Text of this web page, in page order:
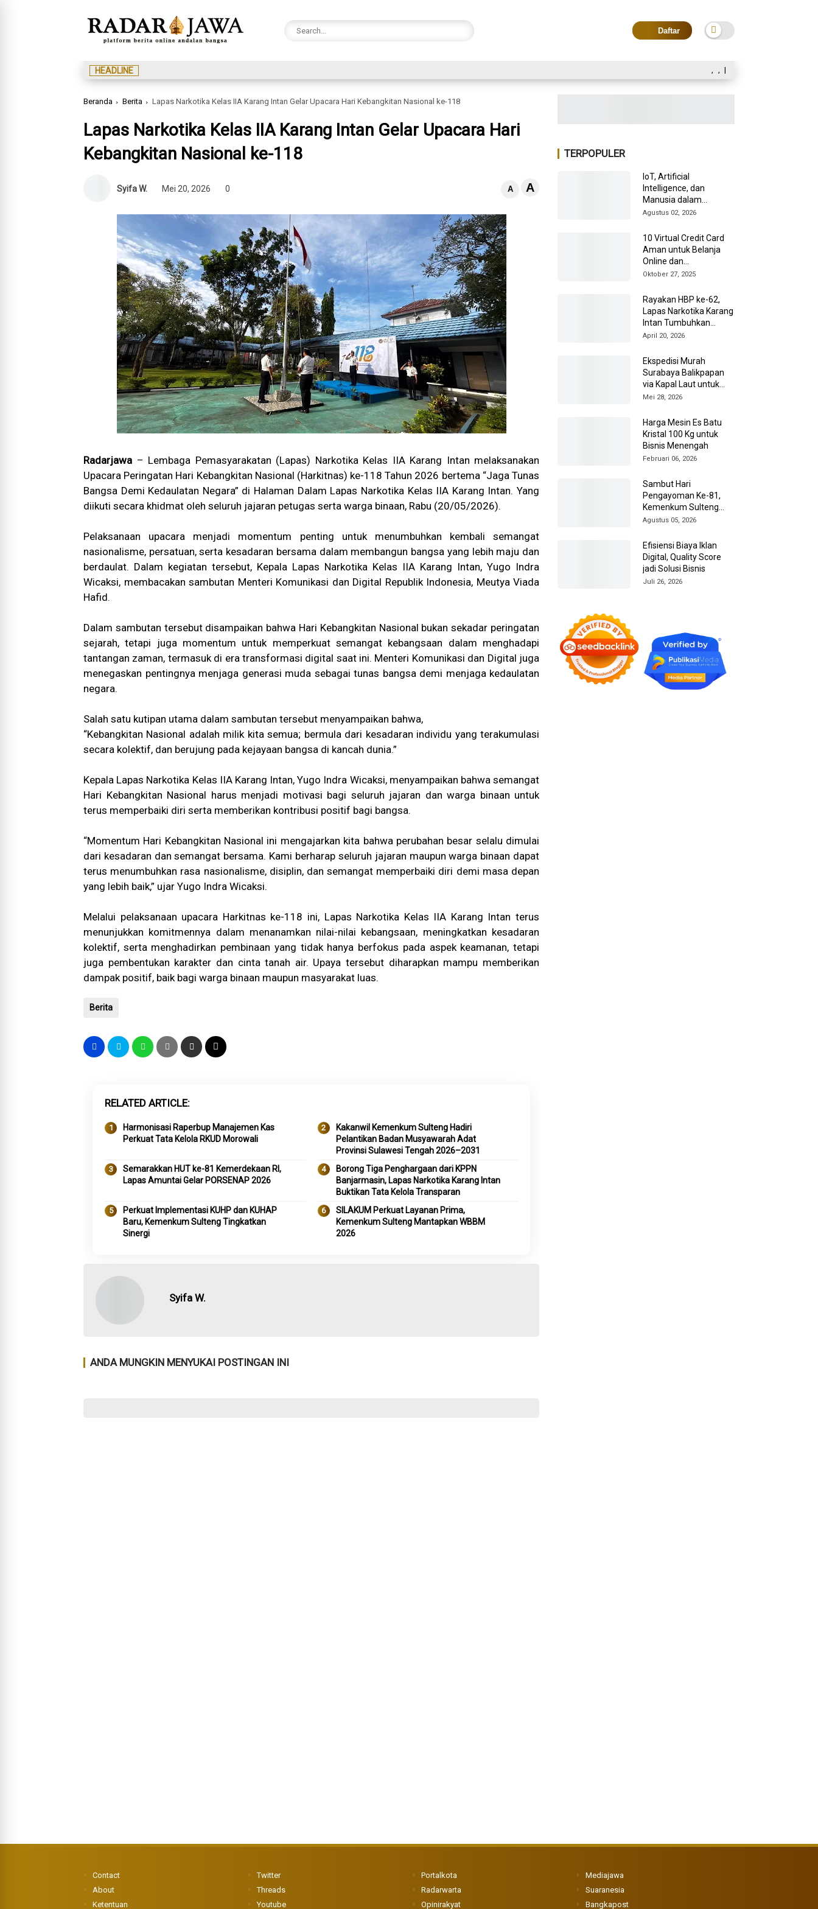
Daftar
, , |
HEADLINE
Beranda Berita Lapas Narkotika Kelas IIA Karang Intan Gelar Upacara Hari Kebangkitan Nasional ke-118
Lapas Narkotika Kelas IIA Karang Intan Gelar Upacara Hari
Kebangkitan Nasional ke-118
Syifa W. Mei 20, 2026 0 A A
Radarjawa – Lembaga Pemasyarakatan (Lapas) Narkotika Kelas IIA Karang Intan melaksanakan
Upacara Peringatan Hari Kebangkitan Nasional (Harkitnas) ke-118 Tahun 2026 bertema “Jaga Tunas
Bangsa Demi Kedaulatan Negara” di Halaman Dalam Lapas Narkotika Kelas IIA Karang Intan. Yang
diikuti secara khidmat oleh seluruh jajaran petugas serta warga binaan, Rabu (20/05/2026).
Pelaksanaan upacara menjadi momentum penting untuk menumbuhkan kembali semangat
nasionalisme, persatuan, serta kesadaran bersama dalam membangun bangsa yang lebih maju dan
berdaulat. Dalam kegiatan tersebut, Kepala Lapas Narkotika Kelas IIA Karang Intan, Yugo Indra
Wicaksi, membacakan sambutan Menteri Komunikasi dan Digital Republik Indonesia, Meutya Viada
Hafid.
Dalam sambutan tersebut disampaikan bahwa Hari Kebangkitan Nasional bukan sekadar peringatan
sejarah, tetapi juga momentum untuk memperkuat semangat kebangsaan dalam menghadapi
tantangan zaman, termasuk di era transformasi digital saat ini. Menteri Komunikasi dan Digital juga
menegaskan pentingnya menjaga generasi muda sebagai tunas bangsa demi menjaga kedaulatan
negara.
Salah satu kutipan utama dalam sambutan tersebut menyampaikan bahwa,
“Kebangkitan Nasional adalah milik kita semua; bermula dari kesadaran individu yang terakumulasi
secara kolektif, dan berujung pada kejayaan bangsa di kancah dunia.”
Kepala Lapas Narkotika Kelas IIA Karang Intan, Yugo Indra Wicaksi, menyampaikan bahwa semangat
Hari Kebangkitan Nasional harus menjadi motivasi bagi seluruh jajaran dan warga binaan untuk
terus memperbaiki diri serta memberikan kontribusi positif bagi bangsa.
“Momentum Hari Kebangkitan Nasional ini mengajarkan kita bahwa perubahan besar selalu dimulai
dari kesadaran dan semangat bersama. Kami berharap seluruh jajaran maupun warga binaan dapat
terus menumbuhkan rasa nasionalisme, disiplin, dan semangat memperbaiki diri demi masa depan
yang lebih baik,” ujar Yugo Indra Wicaksi.
Melalui pelaksanaan upacara Harkitnas ke-118 ini, Lapas Narkotika Kelas IIA Karang Intan terus
menunjukkan komitmennya dalam menanamkan nilai-nilai kebangsaan, meningkatkan kesadaran
kolektif, serta menghadirkan pembinaan yang tidak hanya berfokus pada aspek keamanan, tetapi
juga pembentukan karakter dan cinta tanah air. Upaya tersebut diharapkan mampu memberikan
dampak positif, baik bagi warga binaan maupun masyarakat luas.
Berita
RELATED ARTICLE
Harmonisasi Raperbup Manajemen Kas
Perkuat Tata Kelola RKUD Morowali
Kakanwil Kemenkum Sulteng Hadiri
Pelantikan Badan Musyawarah Adat
Provinsi Sulawesi Tengah 2026–2031
Semarakkan HUT ke-81 Kemerdekaan RI,
Lapas Amuntai Gelar PORSENAP 2026
Borong Tiga Penghargaan dari KPPN
Banjarmasin, Lapas Narkotika Karang Intan
Buktikan Tata Kelola Transparan
Perkuat Implementasi KUHP dan KUHAP
Baru, Kemenkum Sulteng Tingkatkan
Sinergi
SILAKUM Perkuat Layanan Prima,
Kemenkum Sulteng Mantapkan WBBM
2026
Syifa W.
ANDA MUNGKIN MENYUKAI POSTINGAN INI
TERPOPULER
IoT, Artificial
Intelligence, dan
Manusia dalam
Transformasi Industri
Agustus 02, 2026
10 Virtual Credit Card
Aman untuk Belanja
Online dan
Internasional
Oktober 27, 2025
Rayakan HBP ke-62,
Lapas Narkotika Karang
Intan Tumbuhkan
Energi Positif di Balik
April 20, 2026
Ekspedisi Murah
Surabaya Balikpapan
via Kapal Laut untuk
Pengiriman Barang
Mei 28, 2026
Harga Mesin Es Batu
Kristal 100 Kg untuk
Bisnis Menengah
Februari 06, 2026
Sambut Hari
Pengayoman Ke-81,
Kemenkum Sulteng
Ziarah ke TMP Tatura
Agustus 05, 2026
Efisiensi Biaya Iklan
Digital, Quality Score
jadi Solusi Bisnis
Juli 26, 2026
Contact
About
Ketentuan
Twitter
Threads
Youtube
Portalkota
Radarwarta
Opinirakyat
Mediajawa
Suaranesia
Bangkapost